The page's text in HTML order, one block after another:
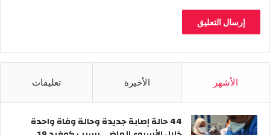
الأشهر الأخيرة تعليقات
44 حالة إصابة جديدة وحالة وفاة واحدة